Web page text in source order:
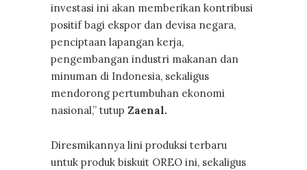
investasi ini akan memberikan kontribusi
positif bagi ekspor dan devisa negara,
penciptaan lapangan kerja,
pengembangan industri makanan dan
minuman di Indonesia, sekaligus
mendorong pertumbuhan ekonomi
nasional,” tutup Zaenal.
Diresmikannya lini produksi terbaru
untuk produk biskuit OREO ini, sekaligus